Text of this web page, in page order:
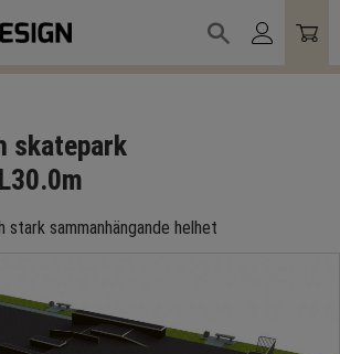
skatepark
sammanhängande helhet